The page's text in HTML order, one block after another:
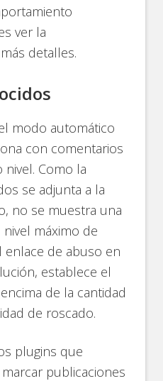
ver la
detalles.
modo automático
con comentarios
Como la
se adjunta a la
no se muestra una
máximo de
enlace de abuso en
establece el
de la cantidad
de roscado.
plugins que
publicaciones